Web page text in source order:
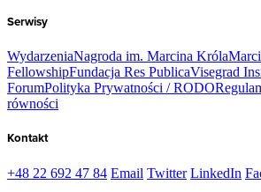
Serwisy
WydarzeniaNagroda im. Marcina Króla
FellowshipFundacja Res PublicaVisegrad
ForumPolityka Prywatności / RODO
równości
Kontakt
+48 22 692 47 84 Email Twitter LinkedIn